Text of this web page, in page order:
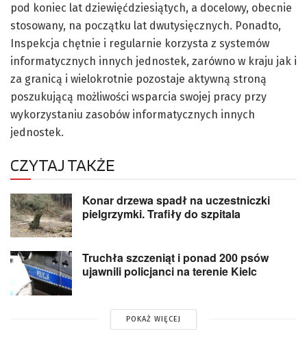
pod koniec lat dziewięćdziesiątych, a docelowy, obecnie
stosowany, na początku lat dwutysięcznych. Ponadto,
Inspekcja chętnie i regularnie korzysta z systemów
informatycznych innych jednostek, zarówno w kraju jak i
za granicą i wielokrotnie pozostaje aktywną stroną
poszukującą możliwości wsparcia swojej pracy przy
wykorzystaniu zasobów informatycznych innych
jednostek.
CZYTAJ TAKŻE
Konar drzewa spadł na uczestniczki
pielgrzymki. Trafiły do szpitala
Truchła szczeniąt i ponad 200 psów
ujawnili policjanci na terenie Kielc
POKAŻ WIĘCEJ